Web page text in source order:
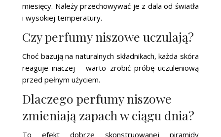
miesięcy. Należy przechowywać je z dala od światła
i wysokiej temperatury.
Czy perfumy niszowe uczulają?
Choć bazują na naturalnych składnikach, każda skóra
reaguje inaczej – warto zrobić próbę uczuleniową
przed pełnym użyciem.
Dlaczego perfumy niszowe
zmieniają zapach w ciągu dnia?
To efekt dobrze skonstruowanej piramidy